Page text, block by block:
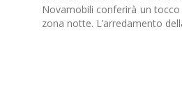
Novamobili conferirà un tocco
zona notte. L’arredamento